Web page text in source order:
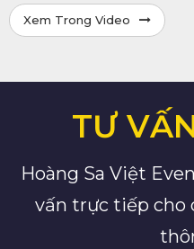
Xem Trong Video
TƯ
Hoàng Sa Việt
vấn trực tiếp cho